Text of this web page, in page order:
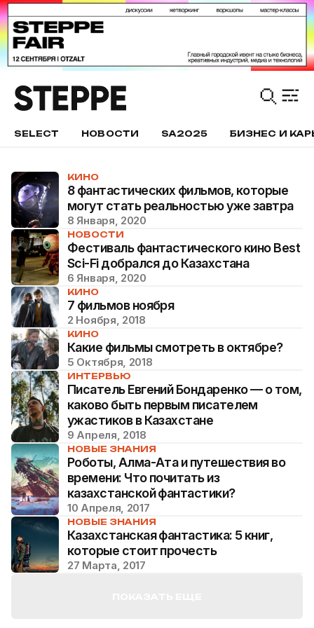
SELECT НОВОСТИ SA2025 БИЗНЕС И
КИНО
8 фантастических фильмов, которые
могут стать реальностью уже завтра
8 Января, 2020
НОВОСТИ
Фестиваль фантастического кино Best
Sci-Fi добрался до Казахстана
6 Января, 2020
КИНО
7 фильмов ноября
2 Ноября, 2018
КИНО
Какие фильмы смотреть в октябре?
5 Октября, 2018
ИНТЕРВЬЮ
Писатель Евгений Бондаренко — о том,
каково быть первым писателем
ужастиков в Казахстане
9 Апреля, 2018
НОВЫЕ ЗНАНИЯ
Роботы, Алма-Ата и путешествия во
времени: Что почитать из
казахстанской фантастики?
10 Апреля, 2017
НОВЫЕ ЗНАНИЯ
Казахстанская фантастика: 5 книг,
которые стоит прочесть
27 Марта, 2017